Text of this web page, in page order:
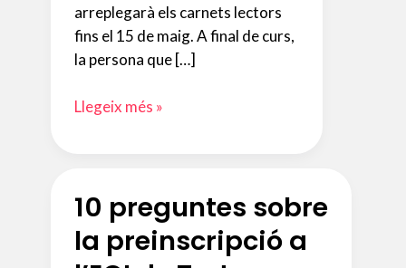
arreplegarà els carnets lectors
fins el 15 de maig. A final de curs,
la persona que […]
Carnet
Llegeix més »
10 preguntes sobre
la preinscripció a